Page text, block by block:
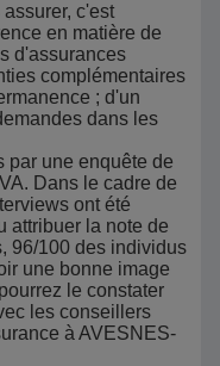
c'est
en matière de
d'assurances
complémentaires
; d'un
dans les
par une enquête de
Dans le cadre de
ont été
attribuer la note de
96/100 des individus
une bonne image
le constater
les conseillers
à AVESNES-